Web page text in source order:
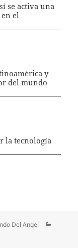
se activa una
el
y
del mundo
la tecnología
Del Angel